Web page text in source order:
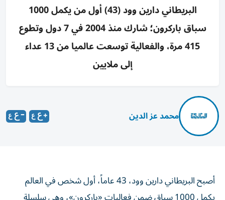
البريطاني دارين وود (43) أول من يكمل 1000
سباق باركرون؛ شارك منذ 2004 في 7 دول وتطوع
415 مرة، والفعالية توسعت عالميا من 13 عداء
إلى ملايين
محمد عز الدين
أصبح البريطاني دارين وود، 43 عاماً، أول شخص في العالم